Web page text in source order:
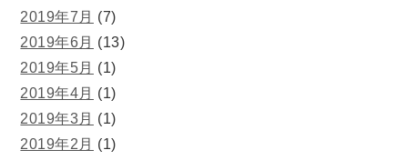
2019年7月 (7)
2019年6月 (13)
2019年5月 (1)
2019年4月 (1)
2019年3月 (1)
2019年2月 (1)